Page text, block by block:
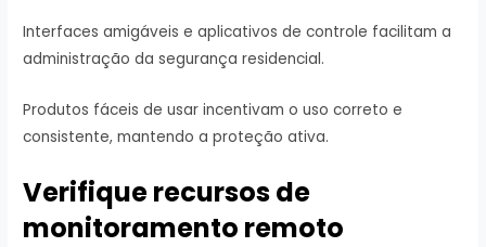
Interfaces amigáveis e aplicativos de controle facilitam a
administração da segurança residencial.
Produtos fáceis de usar incentivam o uso correto e
consistente, mantendo a proteção ativa.
Verifique recursos de
monitoramento remoto